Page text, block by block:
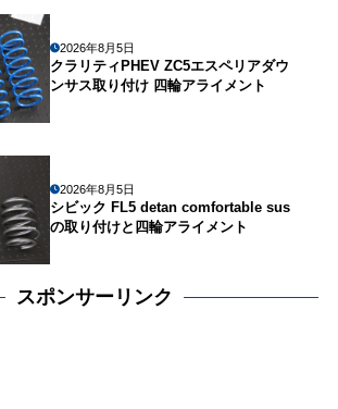
2026年8月5日
クラリティPHEV ZC5エスペリアダウ
ンサス取り付け 四輪アライメント
2026年8月5日
シビック FL5 detan comfortable sus
の取り付けと四輪アライメント
スポンサーリンク